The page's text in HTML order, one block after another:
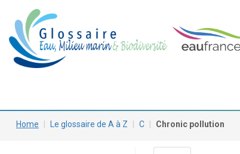
main
content
Main
navigation
Home Le glossaire de A à Z C Chronic pollution